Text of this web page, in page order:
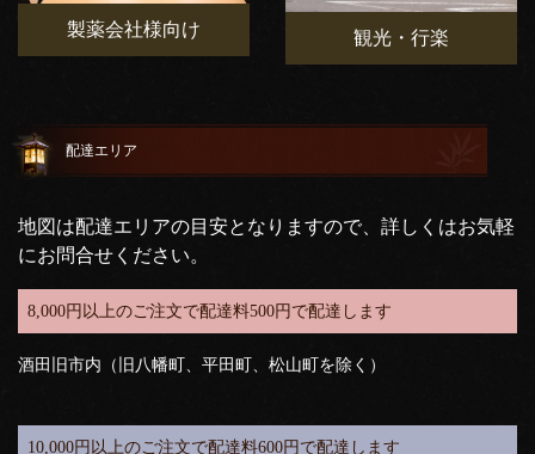
製薬会社様向け 観光・行楽
配達エリア
地図は配達エリアの目安となりますので、詳しくはお気軽
にお問合せください。
8,000円以上のご注文で配達料500円で配達します
酒田旧市内（旧八幡町、平田町、松山町を除く）
10,000円以上のご注文で配達料600円で配達します